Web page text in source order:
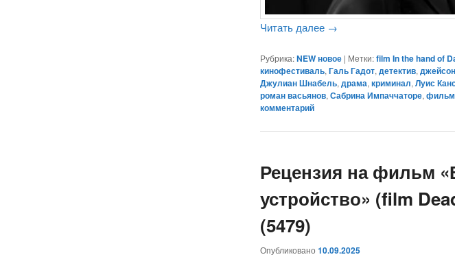
Читать далее →
Рубрика: NEW новое | Метки: film In the hand of
кинофестиваль,Галь Гадот,детектив,
Джулиан Шнабель,драма,криминал,Луис
роман васьянов,Сабрина Импаччаторе,фильм
комментарий
Рецензия на фильм
устройство» (film
(5479)
Опубликовано10.09.2025